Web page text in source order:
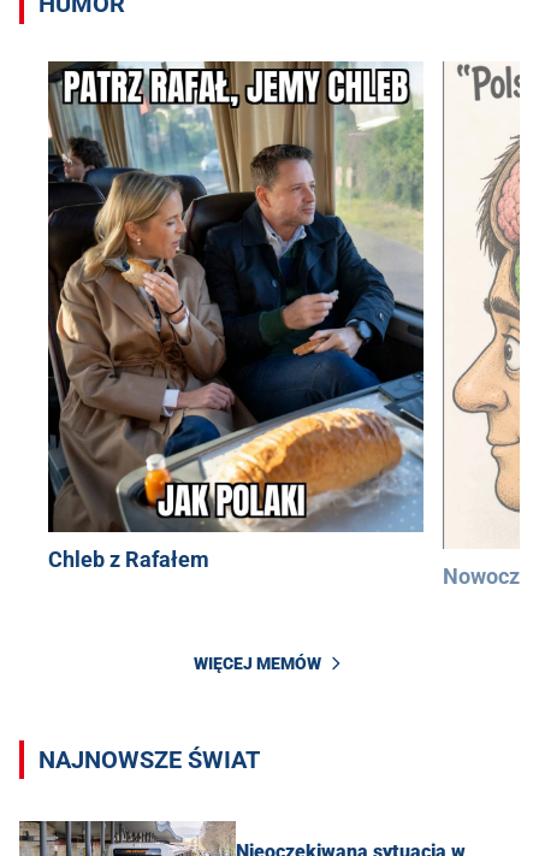
Chleb z Rafałem
WIĘCEJ MEMÓW
NAJNOWSZE ŚWIAT